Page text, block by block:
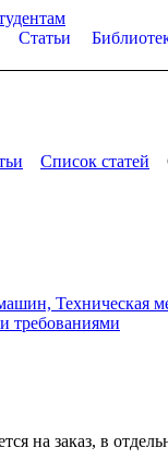
Статьи
Список статей
Техническая
требованиями
на заказ, в